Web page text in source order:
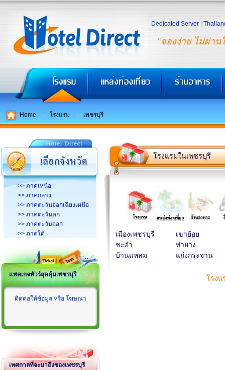
"จองง่าย ไม่ผ่าน
Dedicated Server
Home โรงแรม เพชรบุรี
>> ภาคเหนือ
>> ภาคกลาง
>> ภาคตะวันออกเฉียงเหนือ
>> ภาคตะวันตก
>> ภาคตะวันออก
>> ภาคใต้
แพคเกจทัวร์สุดคุ้มเพชรบุรี
ติดต่อให้ข้อมูล หรือ โฆษณา
เทศกาลที่จะมาถึงของเพชรบุรี
โรงแรมในเพชรบุรี
เมืองเพชรบุรี
เขาย้อย
ชะอำ
ท่ายาง
บ้านแหลม
แก่งกระจาน
โรงแ